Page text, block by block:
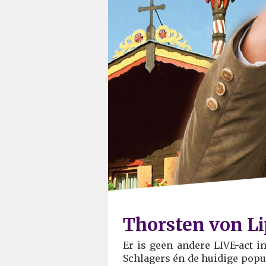
Thorsten von
Er is geen andere LIVE-act
Schlagers én de huidige